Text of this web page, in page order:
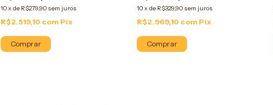
10x de R$279,90 sem juros
R$2.519,10 com Pix
Comprar
10xde R$329,90 sem juros
R$2.969,10 com Pix
Comprar